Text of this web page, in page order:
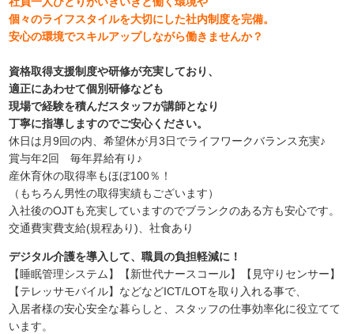
個々のライフスタイルを大切にした社内制度を完備。
安心の環境でスキルアップしながら働きませんか？
資格取得支援制度や研修が充実しており、
適正にあわせて個別研修なども
現場で経験を積んだスタッフが講師となり
丁寧に指導しますのでご安心ください。
休日は月9回の内、希望休が月3日でライフワークバランス充実♪
賞与年2回 毎年昇給有り♪
産休育休の取得率もほぼ100％！
（もちろん男性の取得実績もございます）
入社後のOJTも充実していますのでブランクのある方も安心です。
交通費実費支給(規程あり)、社食あり
デジタル介護を導入して、職員の負担軽減に！
【睡眠管理システム】【新世代ナースコール】【見守りセンサー】
【テレッサモバイル】などなどICT/LOTを取り入れる事で、
入居者様の安心安全な暮らしと、スタッフの仕事効率化に役立てて
います。